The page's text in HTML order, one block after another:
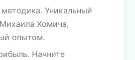
Уникальный
Хомича,
опытом.
Начните